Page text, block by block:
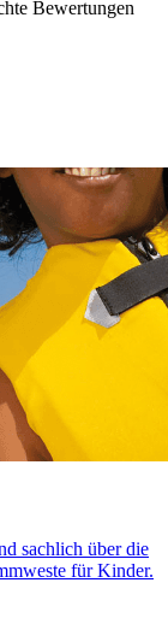
Bewertungen
sachlich über die
für Kinder.